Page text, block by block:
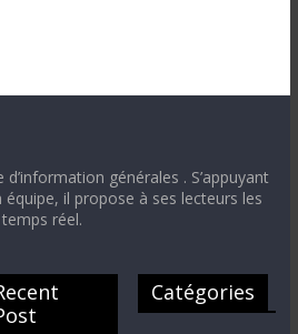
générales . S’appuyant
il propose à ses lecteurs les
réel.
Catégories